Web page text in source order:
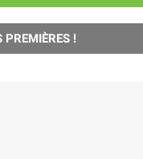
PREMIÈRES !